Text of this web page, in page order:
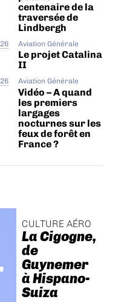
centenaire de la
traversée de
Lindbergh
Aviation Générale
Le projet Catalina
II
Aviation Générale
Vidéo – A quand
les premiers
largages
nocturnes sur les
feux de forêt en
France ?
CULTURE AÉRO
La Cigogne,
de
Guynemer
à Hispano-
Suiza